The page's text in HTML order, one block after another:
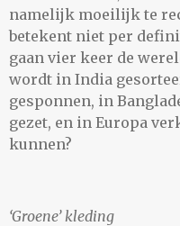
namelijk moeilijk te
betekent niet per
gaan vier keer de
wordt in India
gesponnen, in
gezet, en in Europa
kunnen?
‘Groene’ kleding